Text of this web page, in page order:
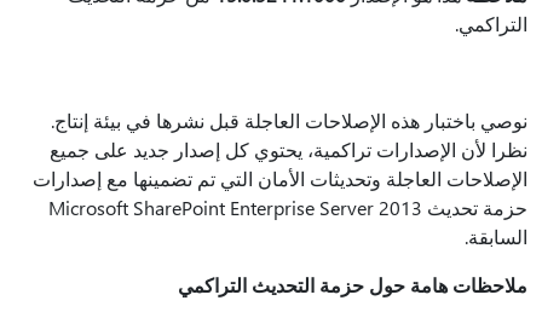
التراكمي.
نوصي باختبار هذه الإصلاحات العاجلة قبل نشرها في بيئة إنتاج.
نظرا لأن الإصدارات تراكمية، يحتوي كل إصدار جديد على جميع
الإصلاحات العاجلة وتحديثات الأمان التي تم تضمينها مع إصدارات
حزمة تحديث Microsoft SharePoint Enterprise Server 2013
السابقة.
ملاحظات هامة حول حزمة التحديث التراكمي